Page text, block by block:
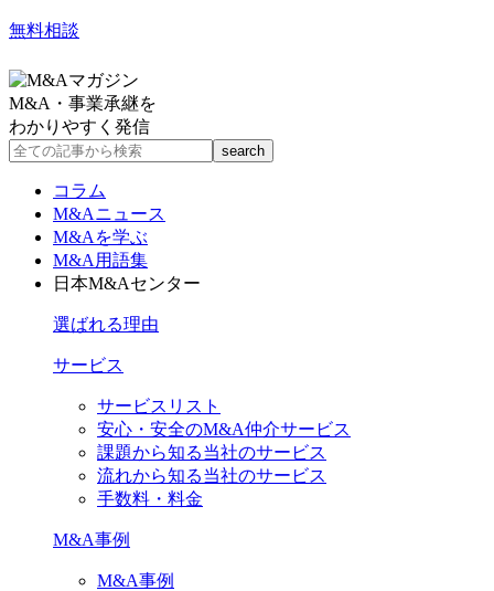
無料相談
M&A・事業承継を
わかりやすく発信
コラム
M&Aニュース
M&Aを学ぶ
M&A用語集
日本M&Aセンター
選ばれる理由
サービス
サービスリスト
安心・安全のM&A仲介サービス
課題から知る当社のサービス
流れから知る当社のサービス
手数料・料金
M&A事例
M&A事例